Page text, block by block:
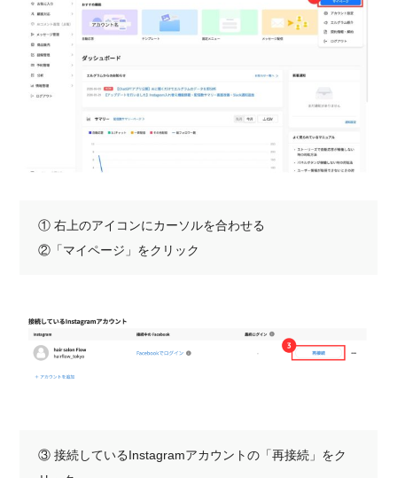
① 右上のアイコンにカーソルを合わせる
②「マイページ」をクリック
③ 接続しているInstagramアカウントの「再接続」をク